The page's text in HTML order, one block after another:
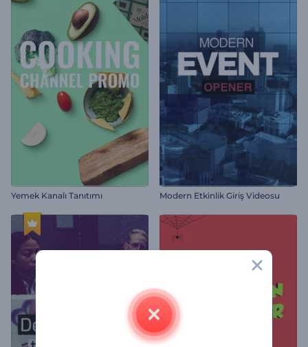
Yemek Kanalı Tanıtımı Modern Etkinlik Giriş Videosu